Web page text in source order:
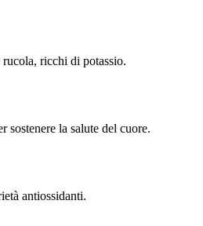
ricchi di potassio.
sostenere la salute del cuore.
antiossidanti.